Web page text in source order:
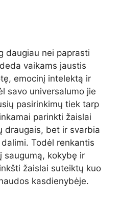
daugiau nei paprasti
vaikams jaustis
emocinį intelektą ir
savo universalumo jie
pasirinkimų tiek tarp
parinkti žaislai
draugais, bet ir svarbia
Todėl renkantis
saugumą, kokybę ir
žaislai suteiktų kuo
kasdienybėje.